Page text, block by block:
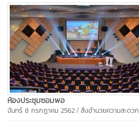
ห้องประชุมซอมพอ
จันทร์ 8 กรกฎาคม 2562 / สิ่งอำนวยความสะดวก